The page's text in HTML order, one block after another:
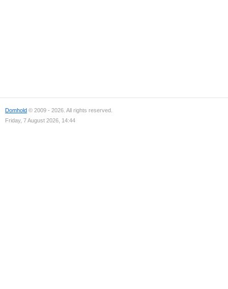
Domhold © 2009 - 2026. All rights reserved.
Friday, 7 August 2026, 14:44